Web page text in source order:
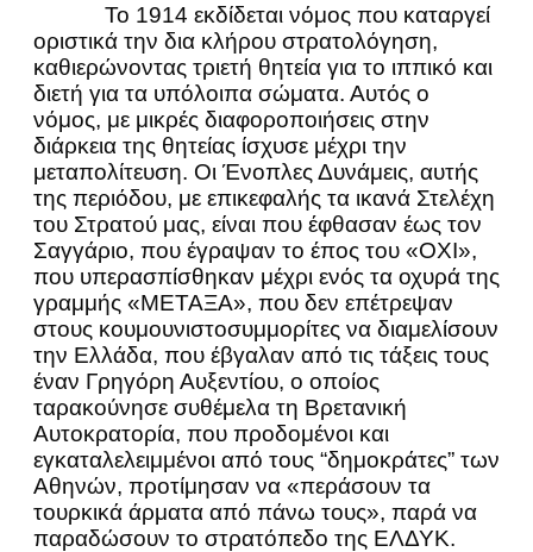
Το 1914 εκδίδεται νόμος που καταργεί
οριστικά την δια κλήρου στρατολόγηση,
καθιερώνοντας τριετή θητεία για το ιππικό και
διετή για τα υπόλοιπα σώματα. Αυτός ο
νόμος, με μικρές διαφοροποιήσεις στην
διάρκεια της θητείας ίσχυσε μέχρι την
μεταπολίτευση. Οι Ένοπλες Δυνάμεις, αυτής
της περιόδου, με επικεφαλής τα ικανά Στελέχη
του Στρατού μας, είναι που έφθασαν έως τον
Σαγγάριο, που έγραψαν το έπος του «ΟΧΙ»,
που υπερασπίσθηκαν μέχρι ενός τα οχυρά της
γραμμής «ΜΕΤΑΞΑ», που δεν επέτρεψαν
στους κουμουνιστοσυμμορίτες να διαμελίσουν
την Ελλάδα, που έβγαλαν από τις τάξεις τους
έναν Γρηγόρη Αυξεντίου, ο οποίος
ταρακούνησε συθέμελα τη Βρετανική
Αυτοκρατορία, που προδομένοι και
εγκαταλελειμμένοι από τους “δημοκράτες” των
Αθηνών, προτίμησαν να «περάσουν τα
τουρκικά άρματα από πάνω τους», παρά να
παραδώσουν το στρατόπεδο της ΕΛΔΥΚ.